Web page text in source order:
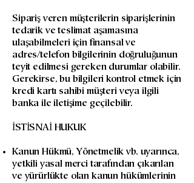
Sipariş veren müşterilerin siparişlerinin
tedarik ve teslimat aşamasına
ulaşabilmeleri için finansal ve
adres/telefon bilgilerinin doğruluğunun
teyit edilmesi gereken durumlar olabilir.
Gerekirse, bu bilgileri kontrol etmek için
kredi kartı sahibi müşteri veya ilgili
banka ile iletişime geçilebilir.
İSTİSNAİ HUKUK
Kanun Hükmü, Yönetmelik vb. uyarınca,
yetkili yasal merci tarafından çıkarılan
ve yürürlükte olan kanun hükümlerinin